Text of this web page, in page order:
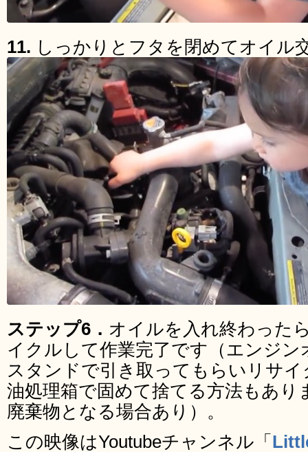
11. しっかりとフタを閉めてオイル
ステップ6． オイルを入れ終わった
イクルして作業完了です（エンジ
スタンドで引き取ってもらいリサ
油処理箱で固めて捨てる方法もあり
廃棄物となる場合あり）。
この映像はYoutubeチャンネル「